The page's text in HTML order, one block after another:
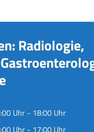
Radiologie,
Uhr - 18:00 Uhr
Uhr - 17:00 Uhr